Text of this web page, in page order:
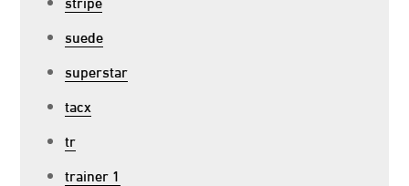
suede
superstar
tacx
tr
trainer 1